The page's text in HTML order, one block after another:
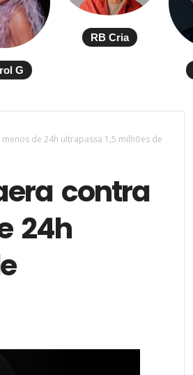
G
RB Cria
de 24h ultrapassa 1,5 milhões de
contra
24h